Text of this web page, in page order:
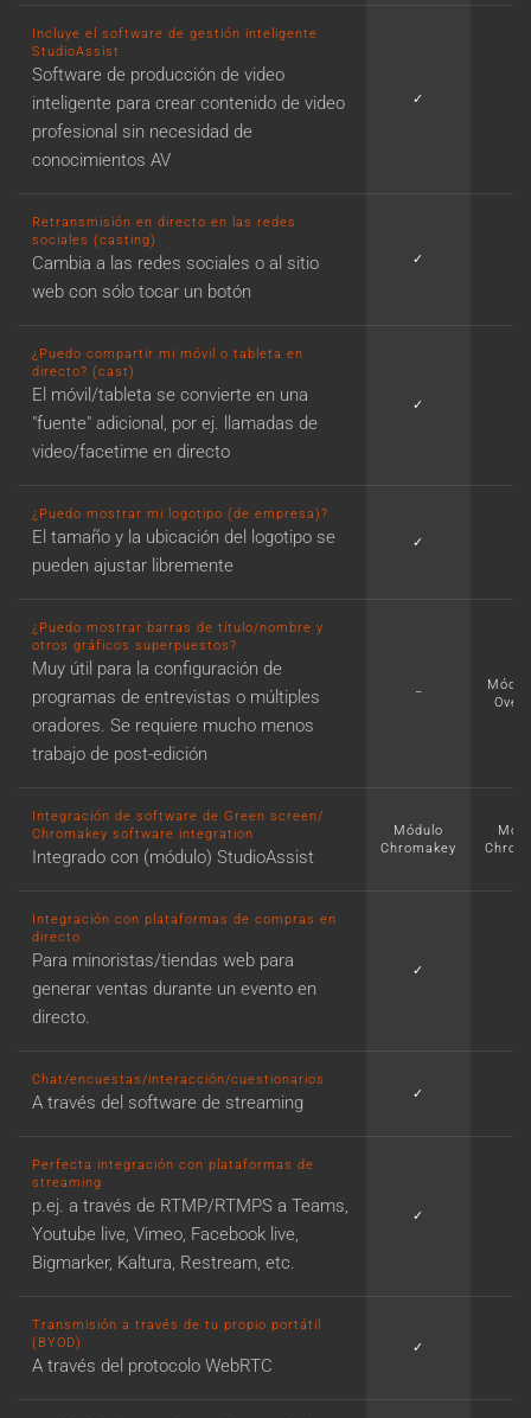
Incluye el software de gestión inteligente
StudioAssist
Software de producción de video
inteligente para crear contenido de video
profesional sin necesidad de
conocimientos AV
✓
Retransmisión en directo en las redes
sociales (casting)
Cambia a las redes sociales o al sitio
web con sólo tocar un botón
✓
¿Puedo compartir mi móvil o tableta en
directo? (cast)
El móvil/tableta se convierte en una
"fuente" adicional, por ej. llamadas de
video/facetime en directo
✓
¿Puedo mostrar mi logotipo (de empresa)?
El tamaño y la ubicación del logotipo se
pueden ajustar libremente
✓
¿Puedo mostrar barras de título/nombre y
otros gráficos superpuestos?
Muy útil para la configuración de
programas de entrevistas o múltiples
oradores. Se requiere mucho menos
trabajo de post-edición
−
Integración de software de Green screen/
Chromakey software integration
Integrado con (módulo) StudioAssist
Módulo
Chromakey
Integración con plataformas de compras en
directo
Para minoristas/tiendas web para
generar ventas durante un evento en
directo.
✓
Chat/encuestas/interacción/cuestionarios
A través del software de streaming ✓
Perfecta integración con plataformas de
streaming
p.ej. a través de RTMP/RTMPS a Teams,
Youtube live, Vimeo, Facebook live,
Bigmarker, Kaltura, Restream, etc.
✓
Transmisión a través de tu propio portátil
(BYOD)
A través del protocolo WebRTC
✓